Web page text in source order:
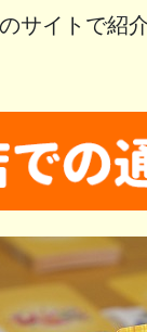
サイトで紹